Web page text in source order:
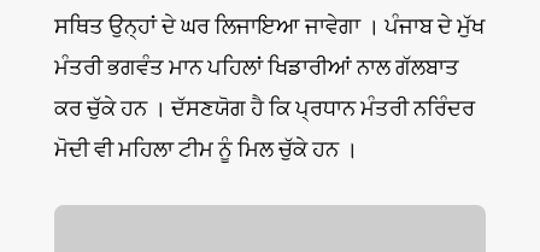
ਸਥਿਤ ਉਨ੍ਹਾਂ ਦੇ ਘਰ ਲਿਜਾਇਆ ਜਾਵੇਗਾ । ਪੰਜਾਬ ਦੇ ਮੁੱਖ
ਮੰਤਰੀ ਭਗਵੰਤ ਮਾਨ ਪਹਿਲਾਂ ਖਿਡਾਰੀਆਂ ਨਾਲ ਗੱਲਬਾਤ
ਕਰ ਚੁੱਕੇ ਹਨ । ਦੱਸਣਯੋਗ ਹੈ ਕਿ ਪ੍ਰਧਾਨ ਮੰਤਰੀ ਨਰਿੰਦਰ
ਮੋਦੀ ਵੀ ਮਹਿਲਾ ਟੀਮ ਨੂੰ ਮਿਲ ਚੁੱਕੇ ਹਨ ।